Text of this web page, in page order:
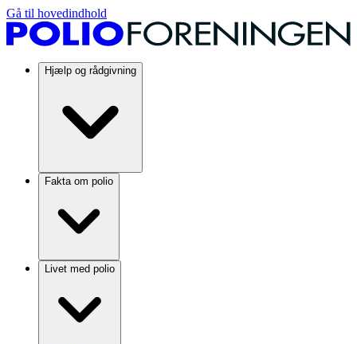
Gå til hovedindhold
Hjælp og rådgivning
Fakta om polio
Livet med polio